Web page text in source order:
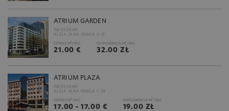
ATRIUM GARDEN
WARSZAWA
ALEJA JANA PAWŁA II 19
CZYNSZ M2 /M-C
21.00 €
EKSPLOATACJA M2 /M-C
32.00 ZŁ
ATRIUM PLAZA
WARSZAWA
ALEJA JANA PAWŁA II 29
CZYNSZ M2 /M-C
17.00 - 17.00 €
EKSPLOATACJA M2 /M-C
19.00 ZŁ